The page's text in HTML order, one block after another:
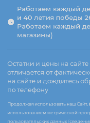
Работаем каждый
и 40 летия победы
Работаем каждый
магазины)
Остатки и цены на
отличается от
на сайте и дождитесь
по телефону
Продолжая использовать наш Сайт,
использованием метрической
пользовательских данных